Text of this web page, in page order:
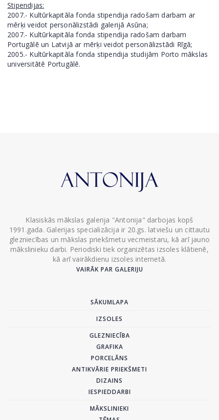
Stipendijas:
2007.- Kultūrkapitāla fonda stipendija radošam darbam ar
mērķi veidot personālizstādi galerijā Asūna;
2007.- Kultūrkapitāla fonda stipendija radošam darbam
Portugālē un Latvijā ar mērķi veidot personālizstādi Rīgā;
2005.- Kultūrkapitāla fonda stipendija studijām Porto mākslas
universitātē Portugālē.
Klasiskās mākslas galerija "Antonija" darbojas kopš
1991.gada. Galerijas specializācija ir 20.gs. latviešu un cittautu
glezniecības un mākslas priekšmetu vecmeistaru, kā arī jauno
mākslinieku darbi. Periodiski tiek organizētas izsoles klātienē,
kā arī vairākdienu izsoles internetā.
VAIRĀK PAR GALERIJU
SĀKUMLAPA
IZSOLES
GLEZNIECĪBA
GRAFIKA
PORCELĀNS
ANTIKVĀRIE PRIEKŠMETI
DIZAINS
IESPIEDDARBI
MĀKSLINIEKI